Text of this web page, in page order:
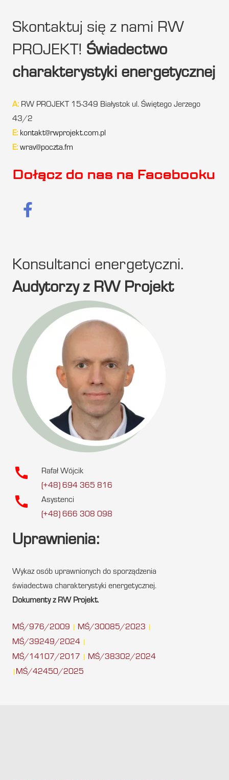
Skontaktuj się z nami RW
PROJEKT! Świadectwo
charakterystyki energetycznej
A: RW PROJEKT 15-349 Białystok ul. Świętego Jerzego
43/2
E: kontakt@rwprojekt.com.pl
E: wrav@poczta.fm
Dołącz do nas na Facebooku
Konsultanci energetyczni.
Audytorzy z RW Projekt
call
Rafał Wójcik
(+48) 694 365 816
call
Asystenci
(+48) 666 308 098
Uprawnienia:
Wykaz osób uprawnionych do sporządzenia
świadectwa charakterystyki energetycznej.
Dokumenty z RW Projekt.
MŚ/976/2009 MŚ/30085/2023
MŚ/39249/2024
MŚ/14107/2017 MŚ/38302/2024
MŚ/42450/2025